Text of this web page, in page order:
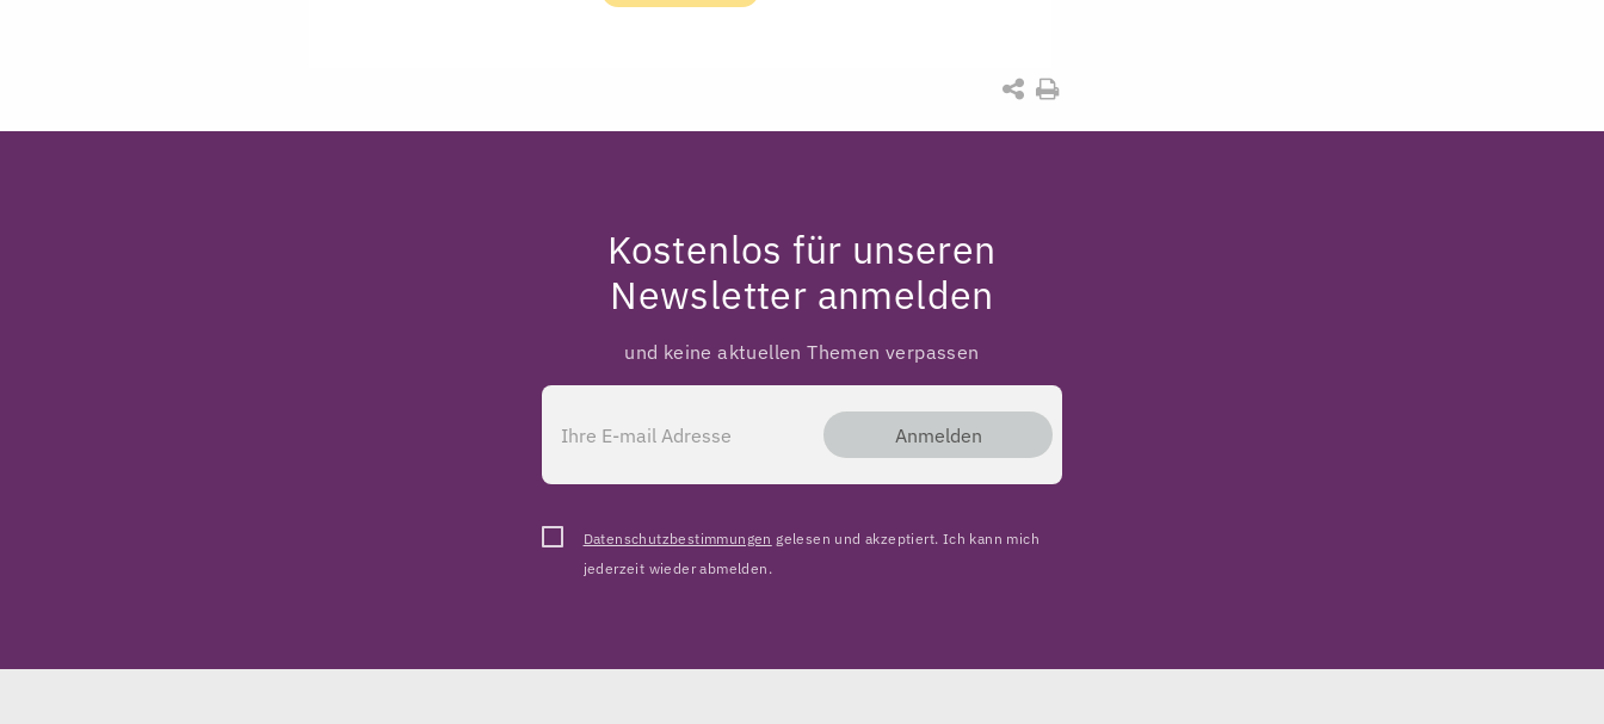
Kostenlos für unseren
Newsletter anmelden
und keine aktuellen Themen verpassen
Anmelden
Datenschutzbestimmungen gelesen und akzeptiert. Ich kann mich
jederzeit wieder abmelden.